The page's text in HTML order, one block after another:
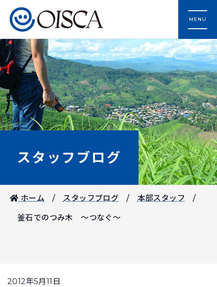
MENU
スタッフブログ
ホーム スタッフブログ 本部スタッフ
釜石でのつみ木 ～つなぐ～
2012年5月11日